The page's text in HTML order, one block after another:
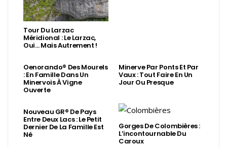
Tour Du Larzac
Méridional : Le Larzac,
Oui… Mais Autrement !
Oenorando® Des Mourels
: En Famille Dans Un
Minervois À Vigne
Ouverte
Minerve Par Ponts Et Par
Vaux : Tout Faire En Un
Jour Ou Presque
Nouveau GR® De Pays
Entre Deux Lacs : Le Petit
Dernier De La Famille Est
Né
Gorges De Colombières :
L’incontournable Du
Caroux